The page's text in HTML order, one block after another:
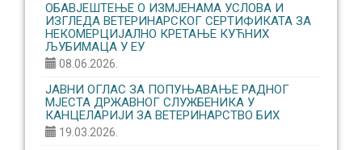
ОБАВЈЕШТЕЊЕ О ИЗМЈЕНАМА УСЛОВА И
ИЗГЛЕДА ВЕТЕРИНАРСКОГ СЕРТИФИКАТА ЗА
НЕКОМЕРЦИЈАЛНО КРЕТАЊЕ КУЋНИХ
ЉУБИМАЦА У ЕУ
08.06.2026.
ЈАВНИ ОГЛАС ЗА ПОПУЊАВАЊЕ РАДНОГ
МЈЕСТА ДРЖАВНОГ СЛУЖБЕНИКА У
КАНЦЕЛАРИЈИ ЗА ВЕТЕРИНАРСТВО БИХ
19.03.2026.